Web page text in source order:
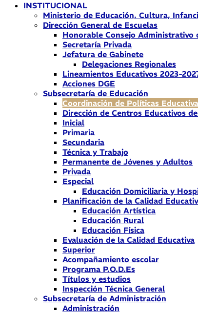
INSTITUCIONAL
Ministerio de Educación, Cultura,
Dirección General de Escuelas
Honorable Consejo Administrativo
Secretaría Privada
Jefatura de Gabinete
Delegaciones Regionales
Lineamientos Educativos 2023-
Acciones DGE
Subsecretaría de Educación
Coordinación de Políticas
Dirección de Centros Educativos
Inicial
Primaria
Secundaria
Técnica y Trabajo
Permanente de Jóvenes y Adultos
Privada
Especial
Educación Domiciliaria y
Planificación de la Calidad
Educación Artística
Educación Rural
Educación Física
Evaluación de la Calidad Educativa
Superior
Acompañamiento escolar
Programa P.O.D.Es
Títulos y estudios
Inspección Técnica General
Subsecretaría de Administración
Administración